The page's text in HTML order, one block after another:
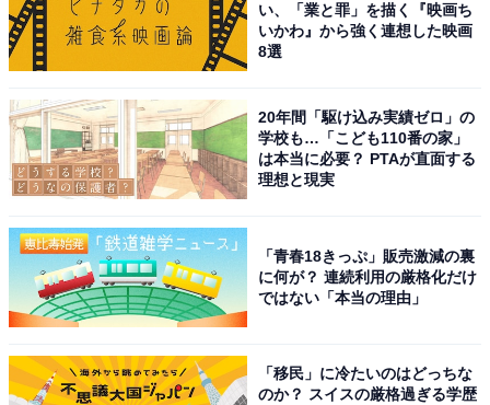
い、「業と罪」を描く『映画ち
いかわ』から強く連想した映画
8選
20年間「駆け込み実績ゼロ」の
学校も…「こども110番の家」
は本当に必要？ PTAが直面する
理想と現実
「青春18きっぷ」販売激減の裏
に何が？ 連続利用の厳格化だけ
ではない「本当の理由」
「移民」に冷たいのはどっちな
のか？ スイスの厳格過ぎる学歴